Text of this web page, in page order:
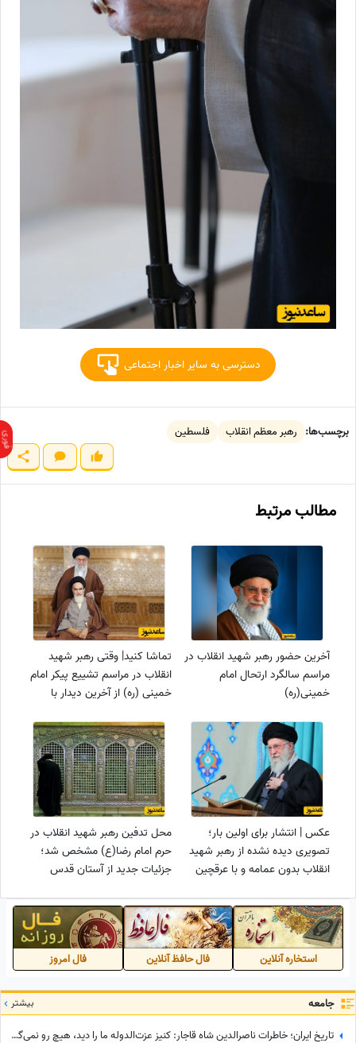
دسترسی به سایر اخبار اجتماعی
برچسب‌ها: رهبر معظم انقلاب فلسطین
مطالب مرتبط
آخرین حضور رهبر شهید انقلاب در
مراسم سالگرد ارتحال امام
خمینی(ره)
تماشا کنید| وقتی رهبر شهید
انقلاب در مراسم تشییع پیکر امام
خمینی (ره) از آخرین دیدار با
عکس | انتشار برای اولین بار؛
تصویری دیده نشده از رهبر شهید
انقلاب بدون عمامه و با عرقچین
رفتی چرا من بی‌قرارم؟ به سر
سودای آغوش تو دارم ...
محل تدفین رهبر شهید انقلاب در
حرم امام رضا(ع) مشخص شد؛
جزئیات جدید از آستان قدس
استخاره آنلاین فال حافظ آنلاین فال امروز
جامعه بیشتر
تاریخ ایران؛ خاطرات ناصرالدین شاه قاجار: کنیز عزت‌الدوله ما را دید، هیچ رو نمی‌گرفت، بسیار خجالت کشیدیم و...